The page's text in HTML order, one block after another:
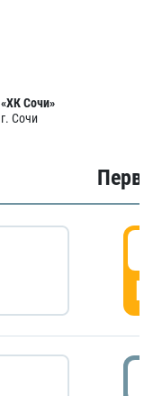
«ХК Сочи»
г. Сочи